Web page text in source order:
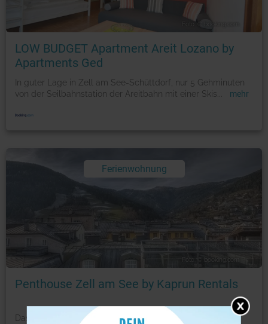
LOW BUDGET Apartment Areit Lozano by
Apartments Ged
In guter Lage in Zell am See-Schüttdorf, nur 5 Gehminuten
von der Seilbahnstation der Areitbahn mit einer Skis
mehr
Ferienwohnung
Foto: © booking.com
Penthouse Zell am See by Kaprun Rentals
Das stilvolle Penthouse Zell am See by Kaprun Rentals